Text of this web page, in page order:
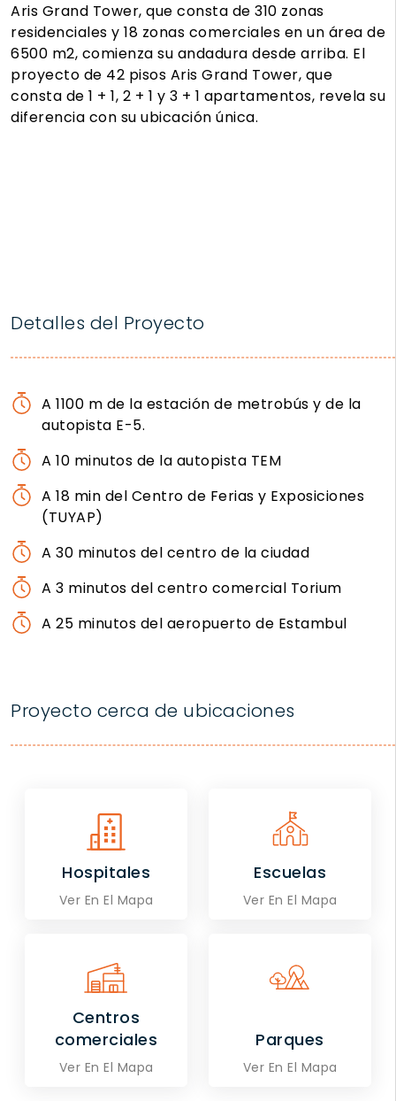
Aris Grand Tower, que consta de 310 zonas
residenciales y 18 zonas comerciales en un área de
6500 m2, comienza su andadura desde arriba. El
proyecto de 42 pisos Aris Grand Tower, que
consta de 1 + 1, 2 + 1 y 3 + 1 apartamentos, revela su
diferencia con su ubicación única.
Detalles del Proyecto
A 1100 m de la estación de metrobús y de la
autopista E-5.
A 10 minutos de la autopista TEM
A 18 min del Centro de Ferias y Exposiciones
(TUYAP)
A 30 minutos del centro de la ciudad
A 3 minutos del centro comercial Torium
A 25 minutos del aeropuerto de Estambul
Proyecto cerca de ubicaciones
Hospitales
Ver En El Mapa
Escuelas
Ver En El Mapa
Centros
comerciales
Ver En El Mapa
Parques
Ver En El Mapa